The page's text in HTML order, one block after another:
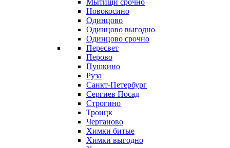
Мытищи срочно
Новокосино
Одинцово
Одинцово выгодно
Одинцово срочно
Пересвет
Перово
Пушкино
Руза
Санкт-Петербург
Сергиев Посад
Строгино
Троицк
Чертаново
Химки битые
Химки выгодно